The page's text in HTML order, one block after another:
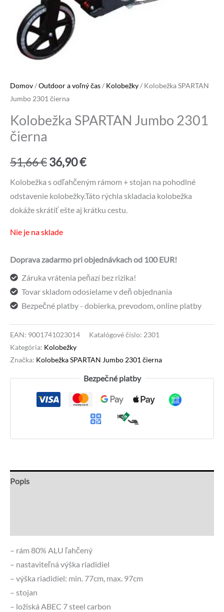
Domov/Outdoor a voľný čas/ Kolobežky/ Kolobežka SPARTAN
Jumbo 2301 čierna
Kolobežka SPARTAN Jumbo 2301
čierna
51,66€Pôvodná
cena
bola:
36,90€Aktuálna
cena
je:
Kolobežka s odľahčeným rámom + stojan na pohodlné
odstavenie kolobežky.Táto rýchla skladacia kolobežka
dokáže skrátiť ešte aj krátku cestu.
Nie je na sklade
Doprava zadarmo pri objednávkach od 100 EUR!
Záruka vrátenia peňazí bez rizika!
Tovar skladom odosielame v deň objednania
Bezpečné platby - dobierka, prevodom, online platby
EAN: 9001741023014 Katalógové číslo: 2301
Kategória: Kolobežky
Značka: Kolobežka SPARTAN Jumbo 2301 čierna
Bezpečné platby
Popis
– rám 80% ALU ľahčený
– nastaviteľná výška riadidiel
– výška riadidiel: min. 77cm, max. 97cm
– stojan
– ložiská ABEC 7 steel carbon